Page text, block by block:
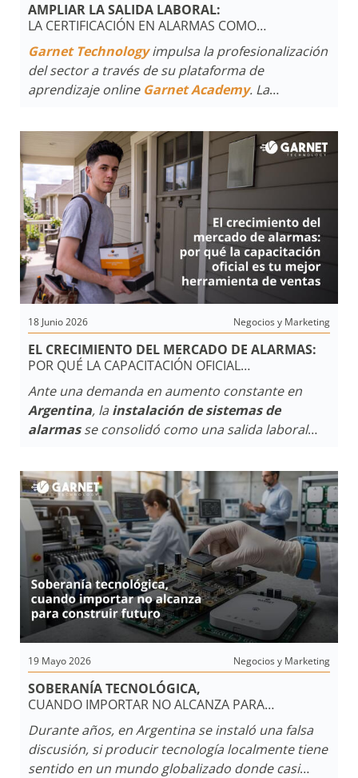
AMPLIAR LA SALIDA LABORAL:
LA CERTIFICACIÓN EN ALARMAS COMO
OPORTUNIDAD PARA TÉCNICOS PROFESIONALES
Garnet Technologyimpulsa la profesionalización
del sector a través de su plataforma de
aprendizaje online Garnet Academy. La
estratégica para que técnicos de diversas
especialidades incorporen soluciones de
seguridad electrónica a su oferta comercial y
accedan a un mercado de alta demanda.
18 Junio 2026 Negocios y Marketing
EL CRECIMIENTO DEL MERCADO DE ALARMAS:
POR QUÉ LA CAPACITACIÓN OFICIAL
ES TU MEJOR HERRAMIENTA DE VENTAS
Ante una demanda en aumento constante en
Argentina, la instalación de sistemas de
alarmasse consolidó como una salida laboral
competitivo, la certificación oficial es el factor
clave que separa a quienes compiten solo por
precio de aquellos que construyen un negocio
sólido y rentable.
19 Mayo 2026 Negocios y Marketing
SOBERANÍA TECNOLÓGICA,
CUANDO IMPORTAR NO ALCANZA PARA
Durante años, en Argentina se instaló una falsa
discusión, si producir tecnología localmente tiene
sentido en un mundo globalizado donde casi